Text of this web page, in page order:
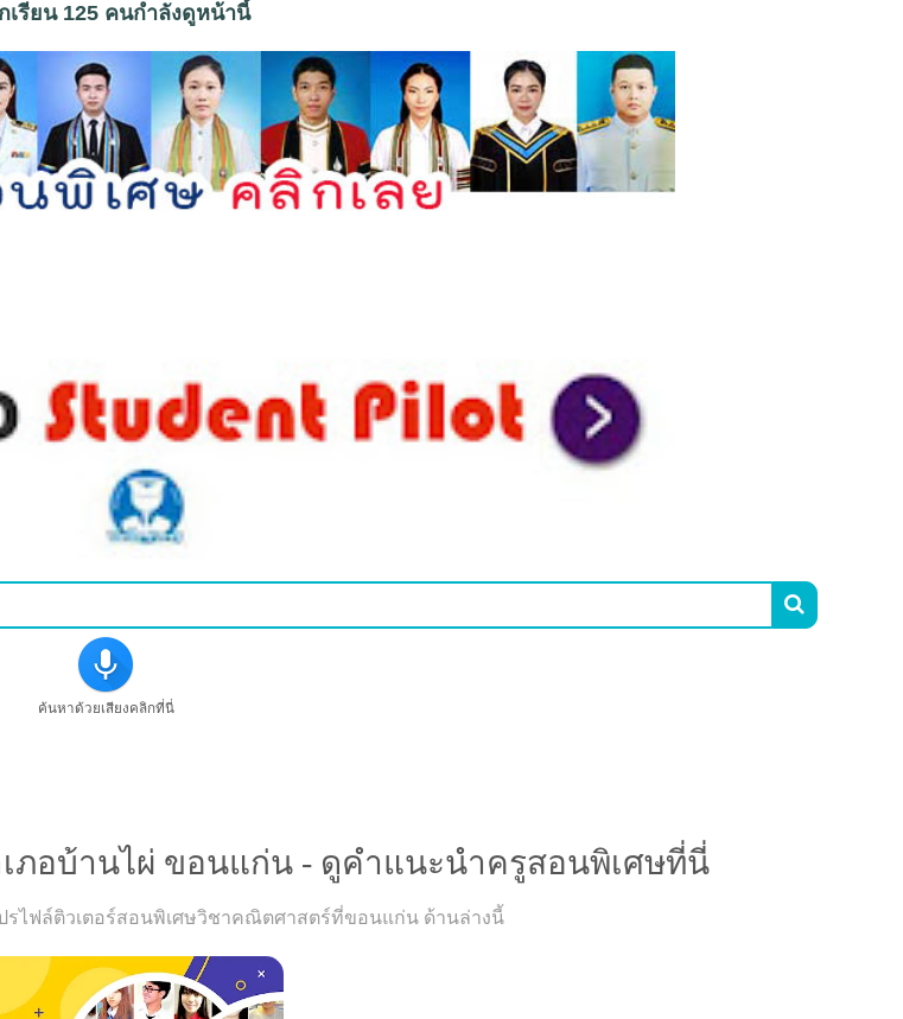
เรียน 125 คนกำลังดูหน้านี้

ค้นหาด้วยเสียงคลิกที่นี่
ภอบ้านไผ่ ขอนแก่น - ดูคำแนะนำครูสอนพิเศษที่นี่
รไฟล์ติวเตอร์สอนพิเศษวิชาคณิตศาสตร์ที่ขอนแก่น ด้านล่างนี้